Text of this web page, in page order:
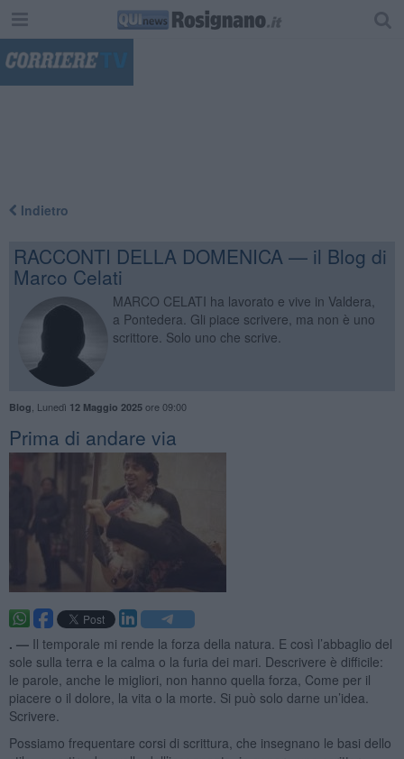
Indietro
RACCONTI DELLA DOMENICA — il Blog di
Marco Celati
MARCO CELATI ha lavorato e vive in Valdera,
a Pontedera. Gli piace scrivere, ma non è uno
scrittore. Solo uno che scrive.
Blog Lunedì 12 Maggio 2025ore 09:00
Prima di andare via
. — Il temporale mi rende la forza della natura. E così l’abbaglio del
sole sulla terra e la calma o la furia dei mari. Descrivere è difficile:
le parole, anche le migliori, non hanno quella forza, Come per il
piacere o il dolore, la vita o la morte. Si può solo darne un’idea.
Scrivere.
Possiamo frequentare corsi di scrittura, che insegnano le basi dello